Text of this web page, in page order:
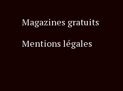
Magazines gratuits
Mentions légales